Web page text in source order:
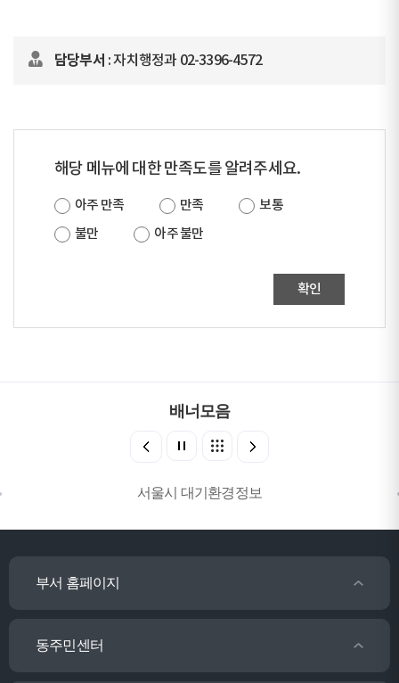
담당부서 : 자치행정과 02-3396-4572
해당 메뉴에 대한 만족도를 알려주세요.
아주 만족 만족
보통
불만
아주 불만
확인
배너모음
서울시 대기환경정보
부서 홈페이지
동주민센터